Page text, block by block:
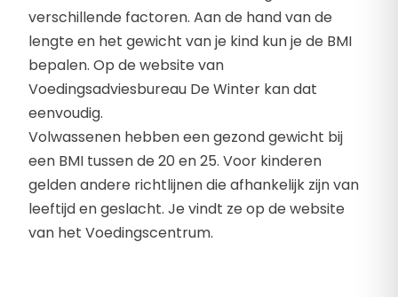
verschillende factoren. Aan de hand van de
lengte en het gewicht van je kind kun je de BMI
bepalen. Op de website van
Voedingsadviesbureau De Winter kan dat
eenvoudig.
Volwassenen hebben een gezond gewicht bij
een BMI tussen de 20 en 25. Voor kinderen
gelden andere richtlijnen die afhankelijk zijn van
leeftijd en geslacht. Je vindt ze op de website
van het Voedingscentrum.